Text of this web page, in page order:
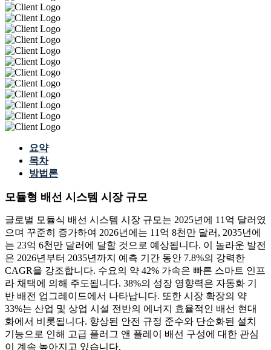
요약
목차
방법론
모듈형 배선 시스템 시장 규모
글로벌 모듈식 배선 시스템 시장 규모는 2025년에 11억 달러였
으며 꾸준히 증가하여 2026년에는 11억 8천만 달러, 2035년에
는 23억 6천만 달러에 달할 것으로 예상됩니다. 이 놀라운 발전
은 2026년부터 2035년까지 예측 기간 동안 7.8%의 강력한
CAGR을 강조합니다. 수요의 약 42% 가속은 빠른 스마트 인프
라 채택에 의해 주도됩니다. 38%의 성장 영향력은 자동화 기
반 배전 업그레이드에서 나타납니다. 또한 시장 확장의 약
33%는 산업 및 상업 시설 전반의 에너지 효율적인 배선 현대
화에서 비롯됩니다. 향상된 안전 규정 준수와 단순화된 설치
기능으로 인해 고급 플러그 앤 플레이 배선 구성에 대한 관심
이 계속 높아지고 있습니다.